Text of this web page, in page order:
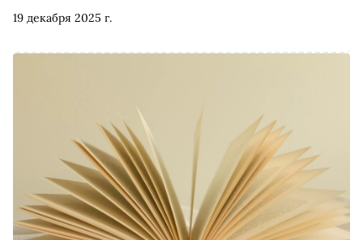
19 декабря 2025 г.
происходит в 1840 году, когда почти 70-летняя Кэсси
старые письма Джейн. «Сноб» публикует отрывок из